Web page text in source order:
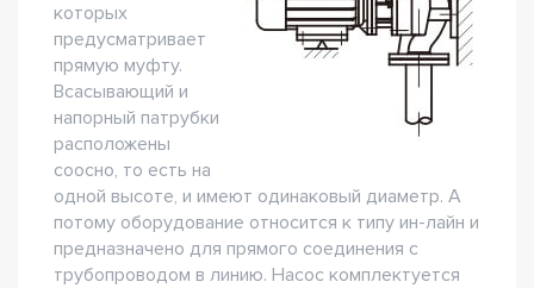
которых
предусматривает
прямую муфту.
Всасывающий и
напорный патрубки
расположены
соосно, то есть на
одной высоте, и имеют одинаковый диаметр. А
потому оборудование относится к типу ин-лайн и
предназначено для прямого соединения с
трубопроводом в линию. Насос комплектуется